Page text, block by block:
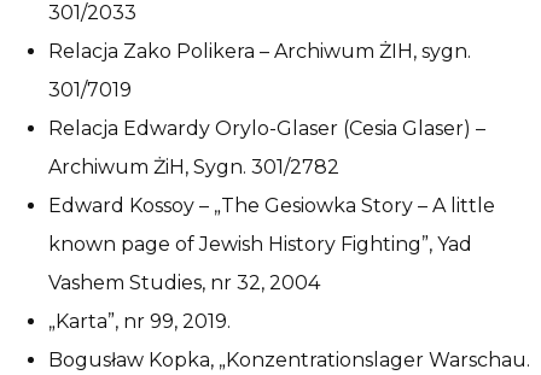
301/2033
Relacja Zako Polikera – Archiwum ŻIH, sygn.
301/7019
Relacja Edwardy Orylo-Glaser (Cesia Glaser) –
Archiwum ŻiH, Sygn. 301/2782
Edward Kossoy – „The Gesiowka Story – A little
known page of Jewish History Fighting”, Yad
Vashem Studies, nr 32, 2004
„Karta”, nr 99, 2019.
Bogusław Kopka, „Konzentrationslager Warschau.